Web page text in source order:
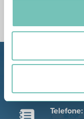
Estrada
Bota,
GPS